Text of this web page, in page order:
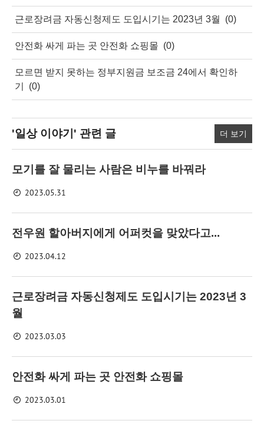
근로장려금 자동신청제도 도입시기는 2023년 3월 (0)
안전화 싸게 파는 곳 안전화 쇼핑몰 (0)
모르면 받지 못하는 정부지원금 보조금 24에서 확인하
기
(0)
'일상 이야기' 관련 글 더 보기
모기를 잘 물리는 사람은 비누를 바꿔라
2023.05.31
전우원 할아버지에게 어퍼컷을 맞았다고...
2023.04.12
근로장려금 자동신청제도 도입시기는 2023년 3
월
2023.03.03
안전화 싸게 파는 곳 안전화 쇼핑몰
2023.03.01